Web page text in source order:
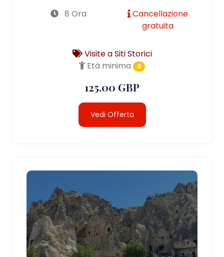
8 Ora
Cancellazione
gratuita
Visite a Siti Storici
Età minima
0
125.00 GBP
Vedi Offerta